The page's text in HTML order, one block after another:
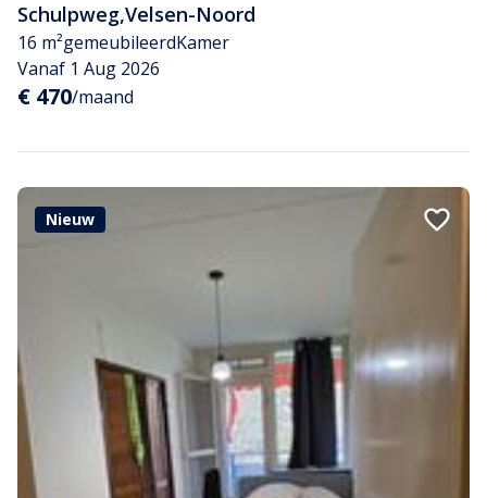
Schulpweg,Velsen-Noord
16 m²gemeubileerdKamer
Vanaf 1 Aug 2026
€ 470/maand
Nieuw